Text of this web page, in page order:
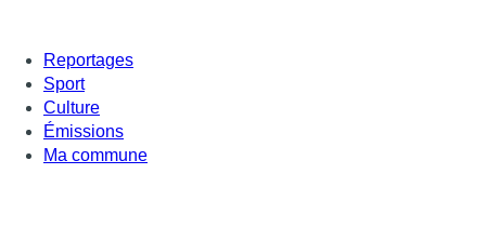
Reportages
Sport
Culture
Émissions
Ma commune